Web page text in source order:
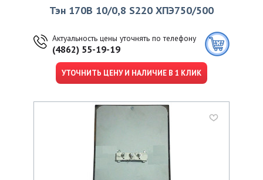
Тэн 170В 10/0,8 S220 ХПЭ750/500
Актуальность цены уточнять по телефону
(4862) 55-19-19
УТОЧНИТЬ ЦЕНУ И НАЛИЧИЕ В 1 КЛИК